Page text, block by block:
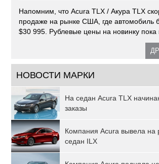
Напомним, что Acura TLX / Акура TLX
продаже на рынке США, где автомобиль
$30 995. Рублевые цены на новинку пока
НОВОСТИ МАРКИ
На седан Acura TLX
заказы
Компания Acura вывела на
седан ILX